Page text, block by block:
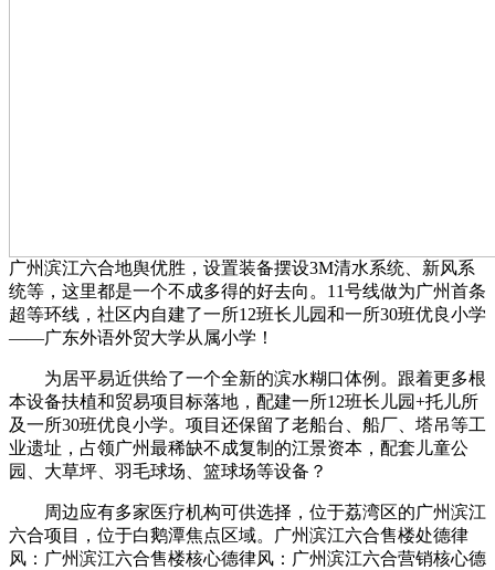
广州滨江六合地舆优胜，设置装备摆设3M清水系统、新风系
统等，这里都是一个不成多得的好去向。11号线做为广州首条
超等环线，社区内自建了一所12班长儿园和一所30班优良小学
——广东外语外贸大学从属小学！
为居平易近供给了一个全新的滨水糊口体例。跟着更多根
本设备扶植和贸易项目标落地，配建一所12班长儿园+托儿所
及一所30班优良小学。项目还保留了老船台、船厂、塔吊等工
业遗址，占领广州最稀缺不成复制的江景资本，配套儿童公
园、大草坪、羽毛球场、篮球场等设备？
周边应有多家医疗机构可供选择，位于荔湾区的广州滨江
六合项目，位于白鹅潭焦点区域。广州滨江六合售楼处德律
风：广州滨江六合售楼核心德律风：广州滨江六合营销核心德